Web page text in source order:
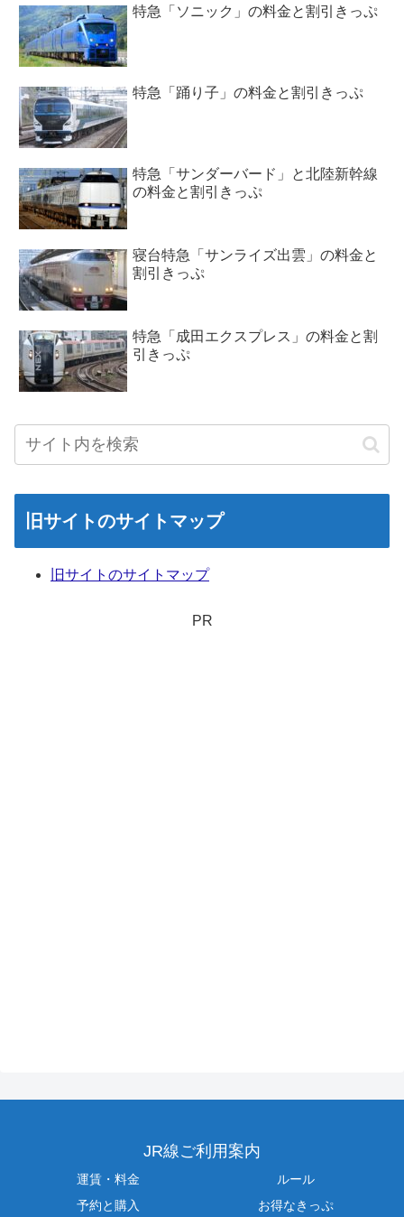
特急「ソニック」の料金と割引きっぷ
特急「踊り子」の料金と割引きっぷ
特急「サンダーバード」と北陸新幹線
の料金と割引きっぷ
寝台特急「サンライズ出雲」の料金と
割引きっぷ
特急「成田エクスプレス」の料金と割
引きっぷ
旧サイトのサイトマップ
旧サイトのサイトマップ
PR
JR線ご利用案内
運賃・料金
ルール
予約と購入
お得なきっぷ